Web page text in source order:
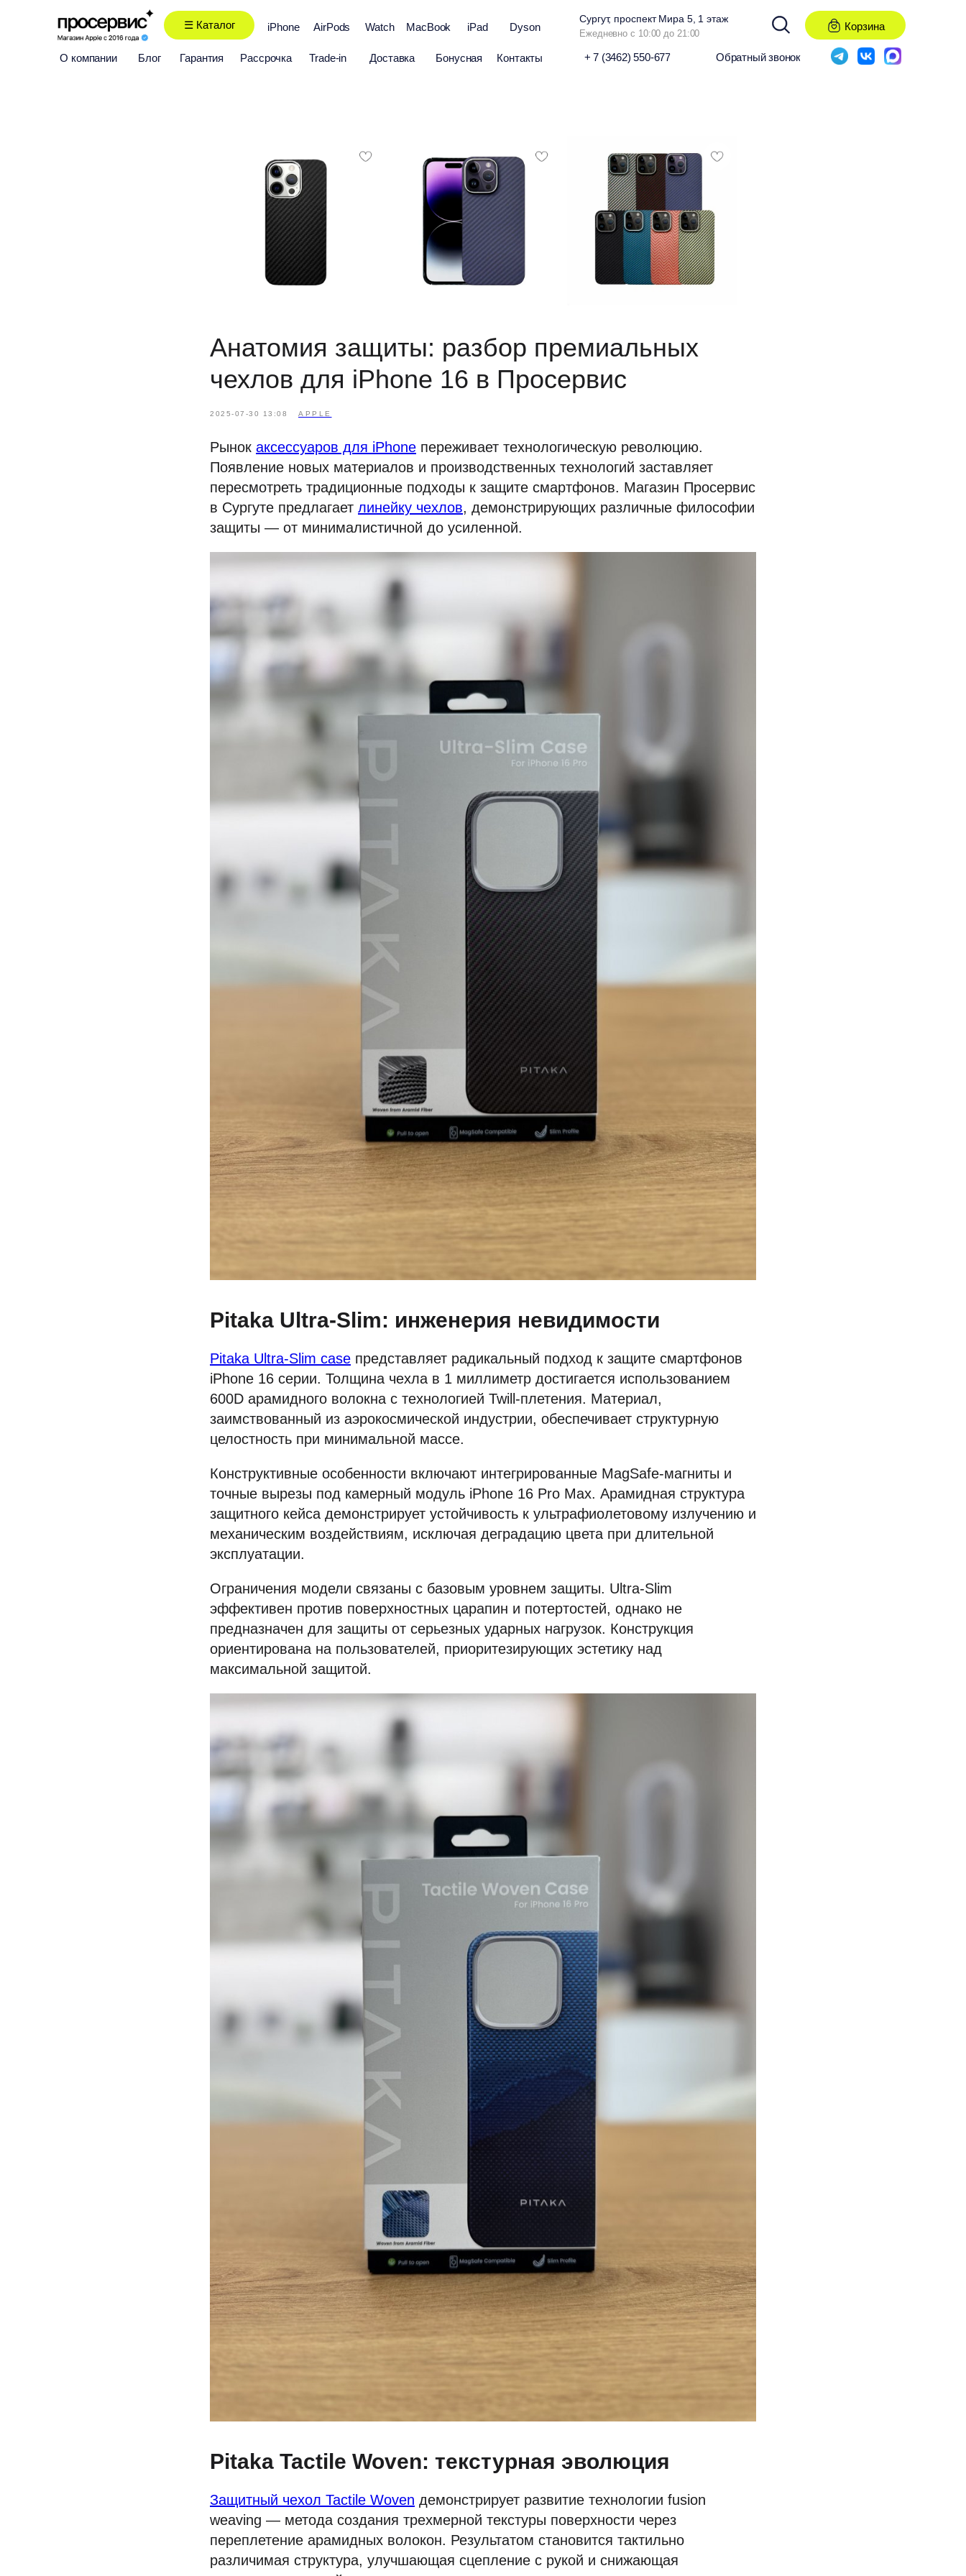
☰ Каталог Корзина
iPhone AirPods MacBook
Watch Dyson
Ежедневно с 10:00 до 21:00
Сургут, проспект Мира 5, 1 этаж
Обратный звонок
+ 7 (3462) 550-677
О компании Гарантия Trade-in
Блог Контакты
Бонусная
Доставка
Рассрочка
iPad
Анатомия защиты: разбор премиальных
чехлов для iPhone 16 в Просервис
2025-07-30 13:08 APPLE
Рынок аксессуаров для iPhone переживает технологическую революцию.
Появление новых материалов и производственных технологий заставляет
пересмотреть традиционные подходы к защите смартфонов. Магазин Просервис
в Сургуте предлагает линейку чехлов, демонстрирующих различные философии
защиты — от минималистичной до усиленной.
Pitaka Ultra-Slim: инженерия невидимости
Pitaka Ultra-Slim case представляет радикальный подход к защите смартфонов
iPhone 16 серии. Толщина чехла в 1 миллиметр достигается использованием
600D арамидного волокна с технологией Twill-плетения. Материал,
заимствованный из аэрокосмической индустрии, обеспечивает структурную
целостность при минимальной массе.
Конструктивные особенности включают интегрированные MagSafe-магниты и
точные вырезы под камерный модуль iPhone 16 Pro Max. Арамидная структура
защитного кейса демонстрирует устойчивость к ультрафиолетовому излучению и
механическим воздействиям, исключая деградацию цвета при длительной
эксплуатации.
Ограничения модели связаны с базовым уровнем защиты. Ultra-Slim
эффективен против поверхностных царапин и потертостей, однако не
предназначен для защиты от серьезных ударных нагрузок. Конструкция
ориентирована на пользователей, приоритезирующих эстетику над
максимальной защитой.
Pitaka Tactile Woven: текстурная эволюция
Защитный чехол Tactile Woven демонстрирует развитие технологии fusion
weaving — метода создания трехмерной текстуры поверхности через
переплетение арамидных волокон. Результатом становится тактильно
различимая структура, улучшающая сцепление с рукой и снижающая